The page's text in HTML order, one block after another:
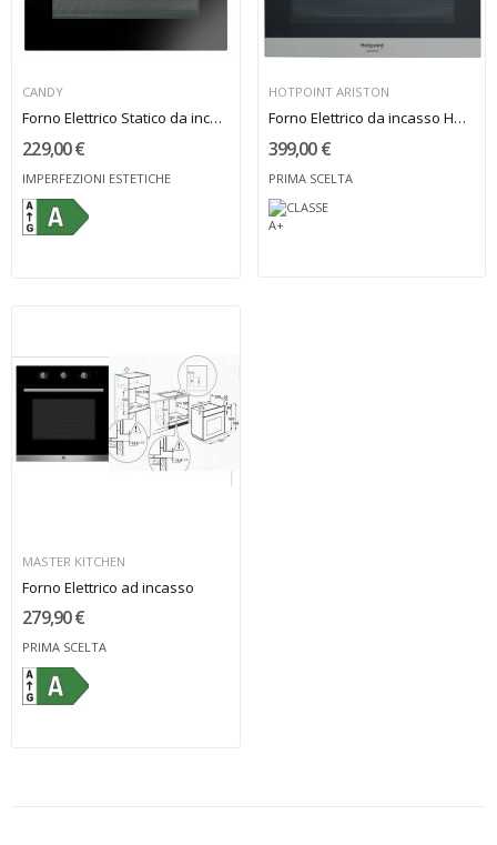
CANDY
Forno Elettrico Statico da incasso Candy
229,00 €
IMPERFEZIONI ESTETICHE
HOTPOINT ARISTON
Forno Elettrico da incasso Hotpoint-Ariston A+
399,00 €
PRIMA SCELTA
MASTER KITCHEN
Forno Elettrico ad incasso
279,90 €
PRIMA SCELTA